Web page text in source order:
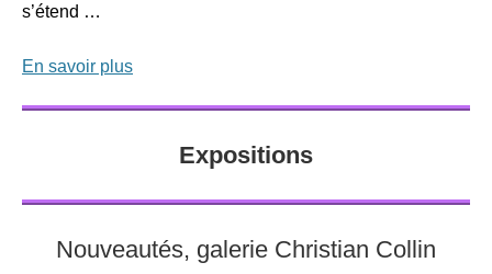
s’étend …
En savoir plus
Expositions
Nouveautés, galerie Christian Collin